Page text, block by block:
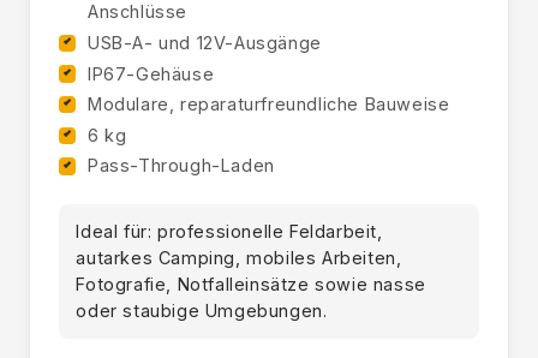
Anschlüsse
USB-A- und 12V-Ausgänge
IP67-Gehäuse
Modulare, reparaturfreundliche Bauweise
6 kg
Pass-Through-Laden
Ideal für: professionelle Feldarbeit,
autarkes Camping, mobiles Arbeiten,
Fotografie, Notfalleinsätze sowie nasse
oder staubige Umgebungen.